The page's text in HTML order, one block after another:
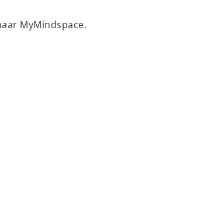
MyMindspace.